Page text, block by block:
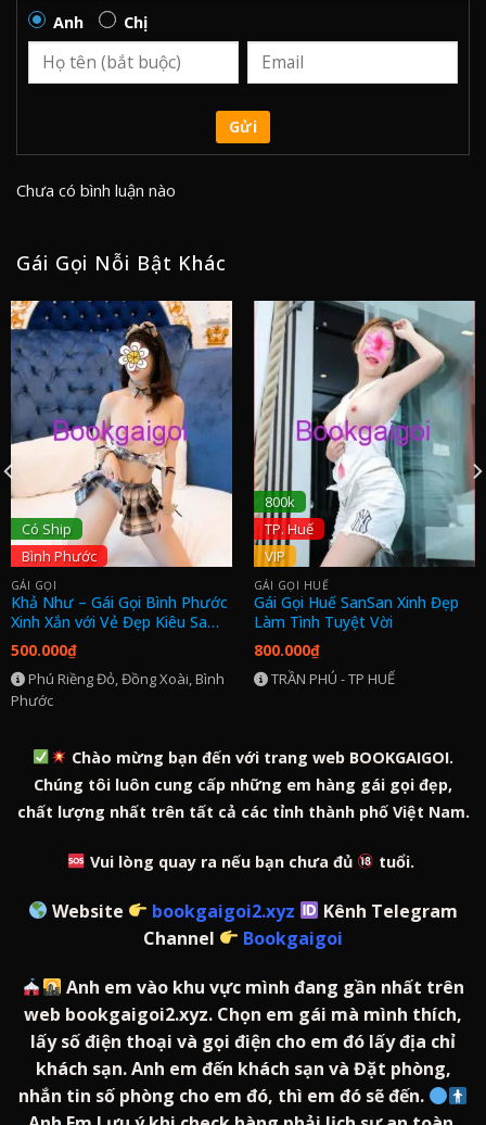
Anh Chị
Gửi
Chưa có bình luận nào
Gái Gọi Nỗi Bật Khác
Có Ship
Bình Phước
GÁI GỌI
Khả Như – Gái Gọi Bình Phước
Xinh Xắn với Vẻ Đẹp Kiêu Sa
Hút Hồn
500.000₫
Phú Riềng Đỏ, Đồng Xoài, Bình
Phước
800k
TP. Huế
VIP
GÁI GỌI HUẾ
Gái Gọi Huế SanSan Xinh Đẹp
Làm Tình Tuyệt Vời
800.000₫
TRẦN PHÚ - TP HUẾ
Chào mừng bạn đến với trang web BOOKGAIGOI.
Chúng tôi luôn cung cấp những em hàng gái gọi đẹp,
chất lượng nhất trên tất cả các tỉnh thành phố Việt Nam.
Vui lòng quay ra nếu bạn chưa đủ tuổi.
Website bookgaigoi2.xyz
Kênh Telegram
Channel
Bookgaigoi
Anh em vào khu vực mình đang gần nhất trên
web bookgaigoi2.xyz. Chọn em gái mà mình thích,
lấy số điện thoại và gọi điện cho em đó lấy địa chỉ
khách sạn. Anh em đến khách sạn và Đặt phòng,
nhắn tin số phòng cho em đó, thì em đó sẽ đến.